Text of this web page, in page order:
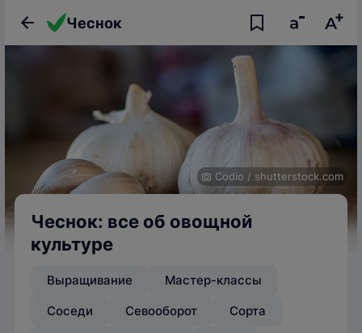
Чеснок
Codio / shutterstock.com
Чеснок: все об овощной
культуре
Выращивание
Мастер-классы
Соседи
Севооборот
Сорта